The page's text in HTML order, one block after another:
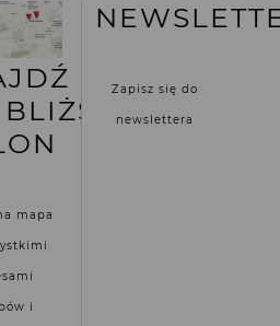
mapa
i
Zapisz się do
newslettera